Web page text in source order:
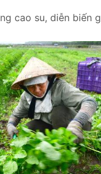
cao su, diễn biến